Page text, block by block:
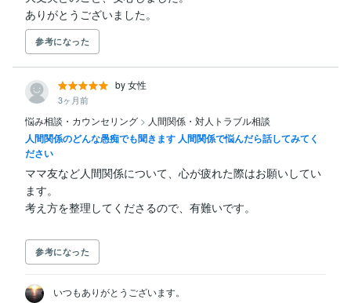
ありがとうございました。
参考になった
by 女性
3ヶ月前
悩み相談・カウンセリング > 人間関係・対人トラブル相談
人間関係のどんな愚痴でも聞きます 人間関係で悩んだら話してみてく
ださい
ママ友など人間関係について、心が疲れた際はお願いしてい
ます。
参考になった
いつもありがとうございます。